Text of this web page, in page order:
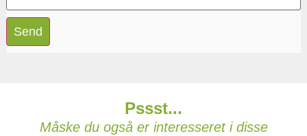
Pssst...
Måske du også er interesseret i disse